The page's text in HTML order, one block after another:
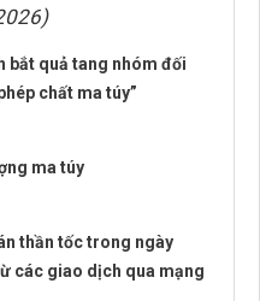
bắt quả tang nhóm đối
chất ma túy”
ma túy
thần tốc trong ngày
các giao dịch qua mạng